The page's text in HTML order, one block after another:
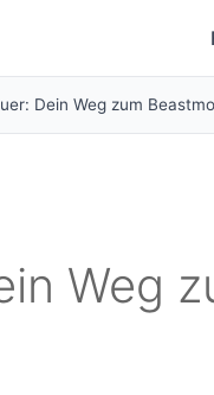
Dein Weg zum
Weg